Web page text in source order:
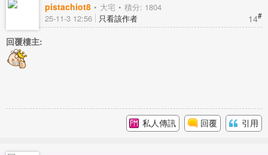
pistachiot8 大宅 積分: 1804
14#
25-11-3 12:56 只看該作者
回覆樓主:
私人傳訊 回覆 引用